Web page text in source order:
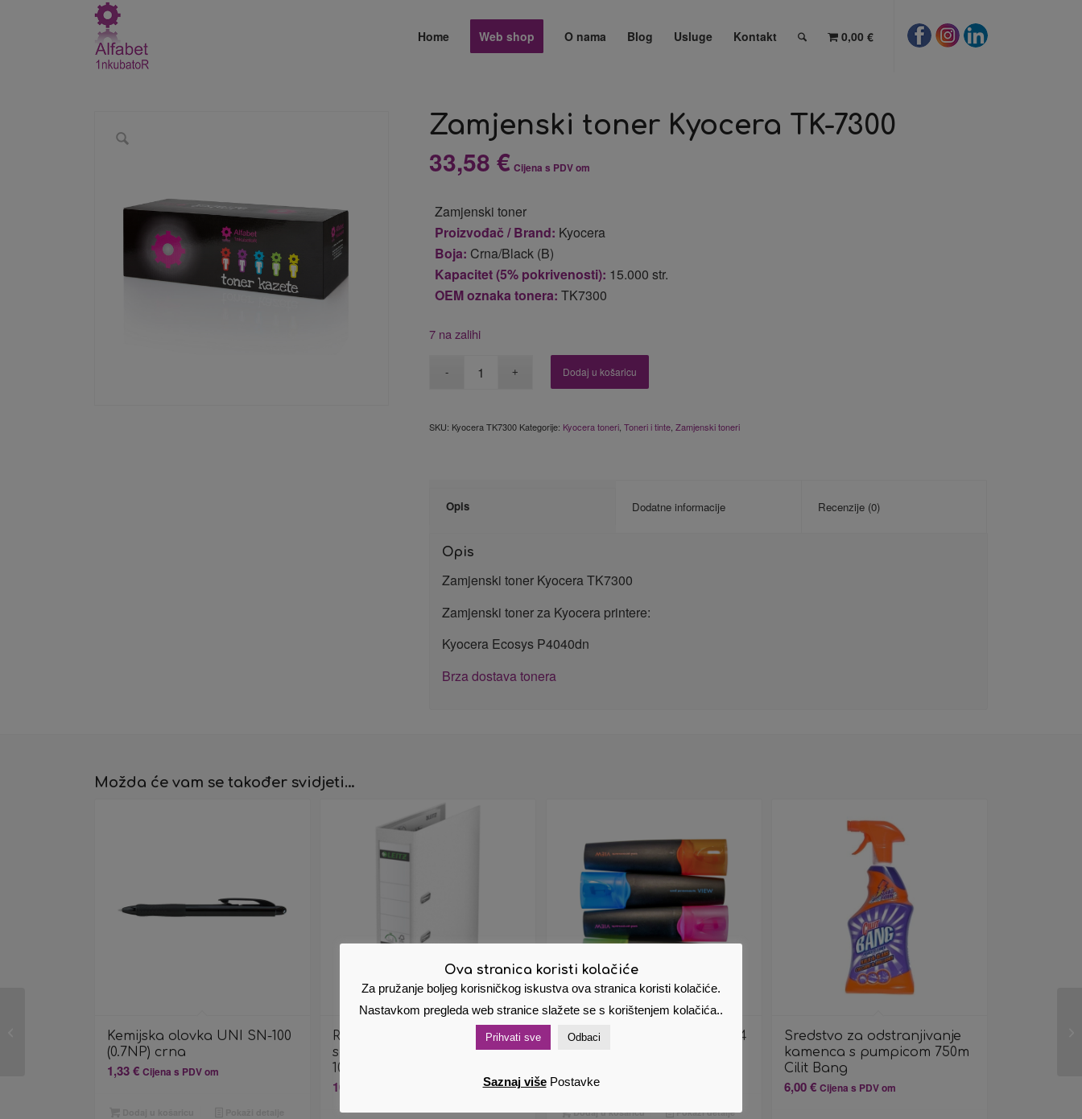
Home Web shop O nama Blog Usluge Kontakt 0,00 €
Zamjenski toner Kyocera TK-7300
33,58€ Cijena s PDV om
Zamjenski toner
Proizvođač / Brand: Kyocera
Boja: Crna/Black (B)
Kapacitet (5% pokrivenosti): 15.000 str.
OEM oznaka tonera: TK7300
7 na zalihi
Dodaj u košaricu
SKU: Kyocera TK7300 Kategorije: Kyocera toneri ,Toneri i tinte ,Zamjenski toneri
Opis Dodatne informacije Recenzije (0)
Opis
Zamjenski toner Kyocera TK7300
Zamjenski toner za Kyocera printere:
Kyocera Ecosys P4040dn
Brza dostava tonera
Možda će vam se također svidjeti…
Kemijska olovka UNI SN-100
(0.7NP) crna
1,33€ Cijena s PDV om
Registrator A4 široki
samostojeći 180° Leitz
10105001 bijeli
10,50
Uni set markera USP-200 A4
Dodaj u košaricu Pokaži detalje
Sredstvo za odstranjivanje
kamenca s pumpicom 750m
Cilit Bang
6,00€ Cijena s PDV om
Ova stranica koristi kolačiće
Za pružanje boljeg korisničkog iskustva ova stranica koristi kolačiće.
Nastavkom pregleda web stranice slažete se s korištenjem kolačića..
Prihvati sve Odbaci
Saznaj više Postavke